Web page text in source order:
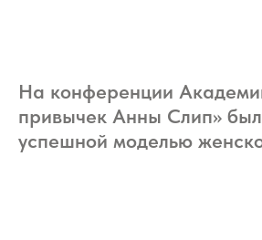
На конференции
привычек Анны Слип»
успешной моделью